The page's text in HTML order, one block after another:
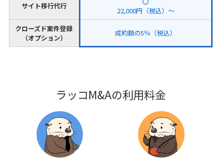
サイト移行代行
22,000円（税込）～
クローズド案件登録
（オプション）
成約額の5％（税込）
ラッコM&Aの利用料金